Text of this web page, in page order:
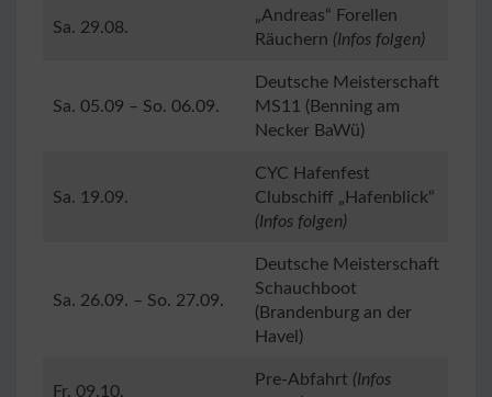
Sa. 29.08.
„Andreas“ Forellen
Räuchern (Infos folgen)
Sa. 05.09 – So. 06.09.
Deutsche Meisterschaft
MS11 (Benning am
Necker BaWü)
Sa. 19.09.
CYC Hafenfest
Clubschiff „Hafenblick“
(Infos folgen)
Sa. 26.09. – So. 27.09.
Deutsche Meisterschaft
Schauchboot
(Brandenburg an der
Havel)
Fr. 09.10.
Pre-Abfahrt (Infos